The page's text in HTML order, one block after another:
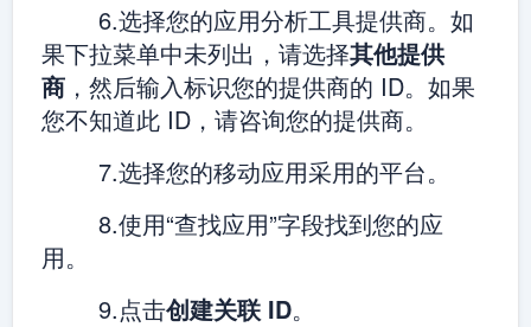
6.选择您的应用分析工具提供商。如
果下拉菜单中未列出，请选择其他提供
商 ，然后输入标识您的提供商的 ID。如果
您不知道此 ID，请咨询您的提供商。
7.选择您的移动应用采用的平台。
8.使用“查找应用”字段找到您的应
用。
9.点击创建关联 ID。